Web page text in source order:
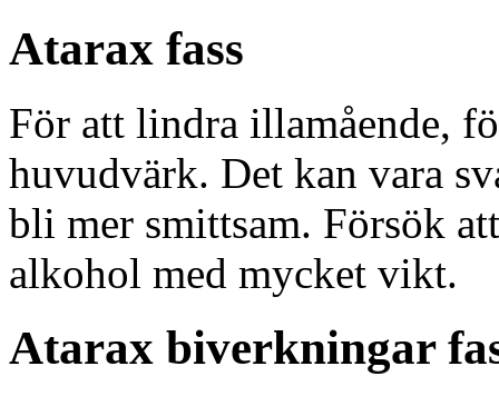
Atarax fass
För att lindra illamående,
huvudvärk. Det kan vara
bli mer smittsam. Försök
alkohol med mycket vikt.
Atarax biverkningar